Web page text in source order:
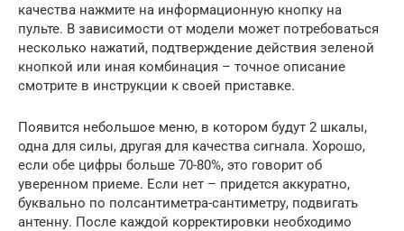
качества нажмите на информационную кнопку на
пульте. В зависимости от модели может потребоваться
несколько нажатий, подтверждение действия зеленой
кнопкой или иная комбинация – точное описание
смотрите в инструкции к своей приставке.
Появится небольшое меню, в котором будут 2 шкалы,
одна для силы, другая для качества сигнала. Хорошо,
если обе цифры больше 70-80%, это говорит об
уверенном приеме. Если нет – придется аккуратно,
буквально по полсантиметра-сантиметру, подвигать
антенну. После каждой корректировки необходимо